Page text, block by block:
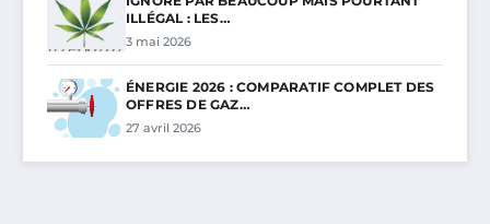
ILLÉGAL : LES…
3 mai 2026
ÉNERGIE 2026 : COMPARATIF COMPLET DES
OFFRES DE GAZ…
27 avril 2026